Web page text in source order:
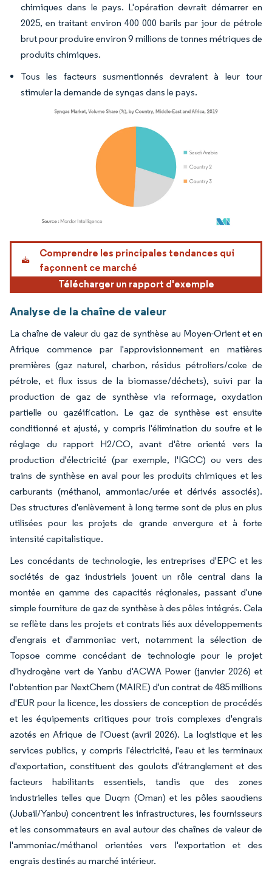
chimiques dans le pays. L'opération devrait démarrer en
2025, en traitant environ 400 000 barils par jour de pétrole
brut pour produire environ 9 millions de tonnes métriques de
produits chimiques.
Tous les facteurs susmentionnés devraient à leur tour
stimuler la demande de syngas dans le pays.
Image © Mordor Intelligence. La réutilisation nécessite une attribution sous CC BY
Comprendre les principales tendances qui
façonnent ce marché
Télécharger un rapport d'exemple
Analyse de la chaîne de valeur
La chaîne de valeur du gaz de synthèse au Moyen-Orient et en
Afrique commence par l'approvisionnement en matières
premières (gaz naturel, charbon, résidus pétroliers/coke de
pétrole, et flux issus de la biomasse/déchets), suivi par la
production de gaz de synthèse via reformage, oxydation
partielle ou gazéification. Le gaz de synthèse est ensuite
conditionné et ajusté, y compris l'élimination du soufre et le
réglage du rapport H2/CO, avant d'être orienté vers la
production d'électricité (par exemple, l'IGCC) ou vers des
trains de synthèse en aval pour les produits chimiques et les
carburants (méthanol, ammoniac/urée et dérivés associés).
Des structures d'enlèvement à long terme sont de plus en plus
utilisées pour les projets de grande envergure et à forte
intensité capitalistique.
Les concédants de technologie, les entreprises d'EPC et les
sociétés de gaz industriels jouent un rôle central dans la
montée en gamme des capacités régionales, passant d'une
simple fourniture de gaz de synthèse à des pôles intégrés. Cela
se reflète dans les projets et contrats liés aux développements
d'engrais et d'ammoniac vert, notamment la sélection de
Topsoe comme concédant de technologie pour le projet
d'hydrogène vert de Yanbu d'ACWA Power (janvier 2026) et
l'obtention par NextChem (MAIRE) d'un contrat de 485 millions
d'EUR pour la licence, les dossiers de conception de procédés
et les équipements critiques pour trois complexes d'engrais
azotés en Afrique de l'Ouest (avril 2026). La logistique et les
services publics, y compris l'électricité, l'eau et les terminaux
d'exportation, constituent des goulots d'étranglement et des
facteurs habilitants essentiels, tandis que des zones
industrielles telles que Duqm (Oman) et les pôles saoudiens
(Jubail/Yanbu) concentrent les infrastructures, les fournisseurs
et les consommateurs en aval autour des chaînes de valeur de
l'ammoniac/méthanol orientées vers l'exportation et des
engrais destinés au marché intérieur.